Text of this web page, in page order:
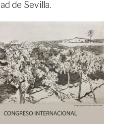
de Sevilla.